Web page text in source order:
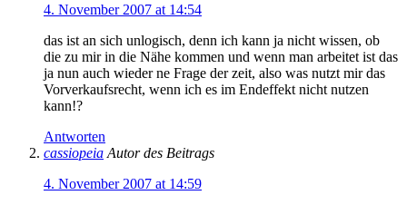
4. November 2007 at 14:54
das ist an sich unlogisch, denn ich kann ja nicht wissen, ob
die zu mir in die Nähe kommen und wenn man arbeitet ist das
ja nun auch wieder ne Frage der zeit, also was nutzt mir das
Vorverkaufsrecht, wenn ich es im Endeffekt nicht nutzen
kann!?
Antworten
cassiopeia Autor des Beitrags
4. November 2007 at 14:59